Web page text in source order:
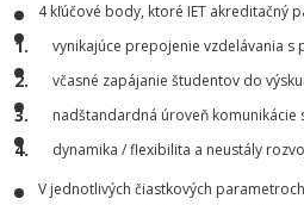
4 kľúčové body, ktoré IET akreditačný
vynikajúce prepojenie vzdelávania s
včasné zapájanie študentov do
nadštandardná úroveň komunikácie
dynamika / flexibilita a neustály
V jednotlivých čiastkových